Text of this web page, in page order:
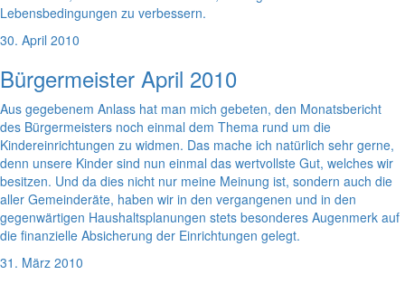
Lebensbedingungen zu verbessern.
30. April 2010
Bürgermeister April 2010
Aus gegebenem Anlass hat man mich gebeten, den Monatsbericht
des Bürgermeisters noch einmal dem Thema rund um die
Kindereinrichtungen zu widmen. Das mache ich natürlich sehr gerne,
denn unsere Kinder sind nun einmal das wertvollste Gut, welches wir
besitzen. Und da dies nicht nur meine Meinung ist, sondern auch die
aller Gemeinderäte, haben wir in den vergangenen und in den
gegenwärtigen Haushaltsplanungen stets besonderes Augenmerk auf
die finanzielle Absicherung der Einrichtungen gelegt.
31. März 2010